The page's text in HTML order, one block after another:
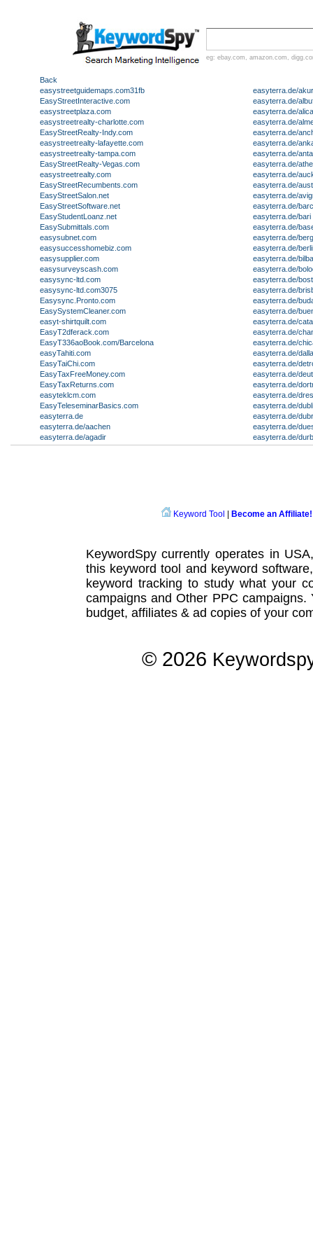
eg: ebay.com , amazon.com ,
Back
easystreetguidemaps.com31fb
EasyStreetInteractive.com
easystreetplaza.com
easystreetrealty-charlotte.com
EasyStreetRealty-Indy.com
easystreetrealty-lafayette.com
easystreetrealty-tampa.com
EasyStreetRealty-Vegas.com
easystreetrealty.com
EasyStreetRecumbents.com
EasyStreetSalon.net
EasyStreetSoftware.net
EasyStudentLoanz.net
EasySubmittals.com
easysubnet.com
easysuccesshomebiz.com
easysupplier.com
easysurveyscash.com
easysync-ltd.com
easysync-ltd.com3075
Easysync.Pronto.com
EasySystemCleaner.com
easyt-shirtquilt.com
EasyT2dferack.com
EasyT336aoBook.com/Barcelona
easyTahiti.com
EasyTaiChi.com
EasyTaxFreeMoney.com
EasyTaxReturns.com
easyteklcm.com
EasyTeleseminarBasics.com
easyterra.de
easyterra.de/aachen
easyterra.de/agadir
easyterra.de/
easyterra.de/
easyterra.de/
easyterra.de/
easyterra.de/
easyterra.de/
easyterra.de/
easyterra.de/
easyterra.de/
easyterra.de/
easyterra.de/
easyterra.de/
easyterra.de/bari
easyterra.de/
easyterra.de/
easyterra.de/
easyterra.de/
easyterra.de/
easyterra.de/
easyterra.de/
easyterra.de/
easyterra.de/
easyterra.de/
easyterra.de/
easyterra.de/
easyterra.de/
easyterra.de/
easyterra.de/
easyterra.de/
easyterra.de/
easyterra.de/
easyterra.de/
easyterra.de/
easyterra.de/
Keyword Tool Become an Affiliate!
KeywordSpy currently operates in
this keyword tool and keyword software
keyword tracking to study what your
campaignsand Other PPC campaigns.
budget, affiliates & ad copies of your
© 2026